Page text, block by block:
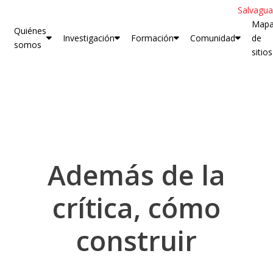
Quiénes
somos
Investigación Formación Comunidad
de
sitios
Además de la
crítica, cómo
construir